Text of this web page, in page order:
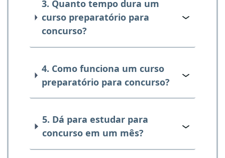
3. Quanto tempo dura um
curso preparatório para
concurso?
4. Como funciona um curso
preparatório para concurso?
5. Dá para estudar para
concurso em um mês?